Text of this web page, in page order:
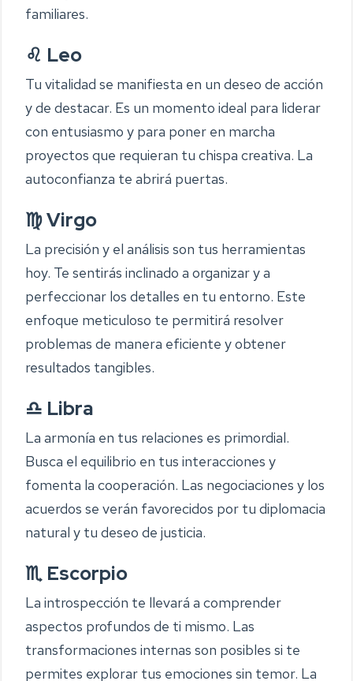
familiares.
♌ Leo
Tu vitalidad se manifiesta en un deseo de acción
y de destacar. Es un momento ideal para liderar
con entusiasmo y para poner en marcha
proyectos que requieran tu chispa creativa. La
autoconfianza te abrirá puertas.
♍ Virgo
La precisión y el análisis son tus herramientas
hoy. Te sentirás inclinado a organizar y a
perfeccionar los detalles en tu entorno. Este
enfoque meticuloso te permitirá resolver
problemas de manera eficiente y obtener
resultados tangibles.
♎ Libra
La armonía en tus relaciones es primordial.
Busca el equilibrio en tus interacciones y
fomenta la cooperación. Las negociaciones y los
acuerdos se verán favorecidos por tu diplomacia
natural y tu deseo de justicia.
♏ Escorpio
La introspección te llevará a comprender
aspectos profundos de ti mismo. Las
transformaciones internas son posibles si te
permites explorar tus emociones sin temor. La